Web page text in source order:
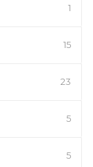
1
15
23
5
5